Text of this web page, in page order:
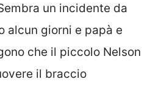
un incidente da
alcun giorni e papà e
che il piccolo Nelson
il braccio